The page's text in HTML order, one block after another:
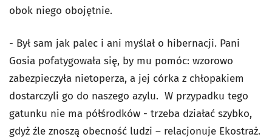
obok niego obojętnie.
- Był sam jak palec i ani myślał o hibernacji. Pani
Gosia pofatygowała się, by mu pomóc: wzorowo
zabezpieczyła nietoperza, a jej córka z chłopakiem
dostarczyli go do naszego azylu. W przypadku tego
gatunku nie ma półśrodków - trzeba działać szybko,
gdyż źle znoszą obecność ludzi – relacjonuje Ekostraż.